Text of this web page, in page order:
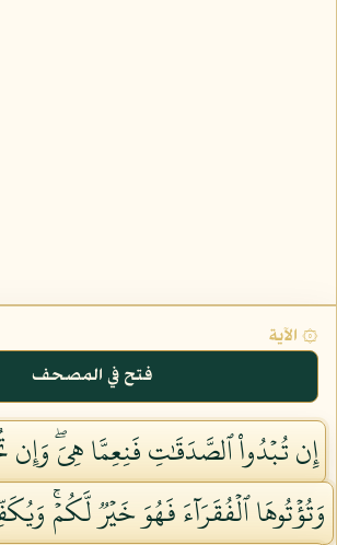
۞ الآية
فتح في المصحف
إِن تُبۡدُواْ ٱلصَّدَقَٰتِ فَنِعِمَّا هِيَۖ وَإِن
وَتُؤۡتُوهَا ٱلۡفُقَرَآءَ فَهُوَ خَيۡرٞ لَّكُمۡۚ